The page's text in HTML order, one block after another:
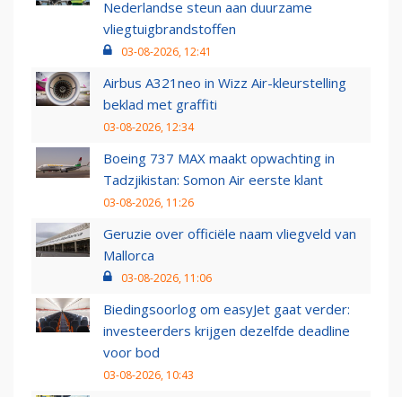
Nederlandse steun aan duurzame
vliegtuigbrandstoffen
03-08-2026, 12:41
Airbus A321neo in Wizz Air-kleurstelling
beklad met graffiti
03-08-2026, 12:34
Boeing 737 MAX maakt opwachting in
Tadzjikistan: Somon Air eerste klant
03-08-2026, 11:26
Geruzie over officiële naam vliegveld van
Mallorca
03-08-2026, 11:06
Biedingsoorlog om easyJet gaat verder:
investeerders krijgen dezelfde deadline
voor bod
03-08-2026, 10:43